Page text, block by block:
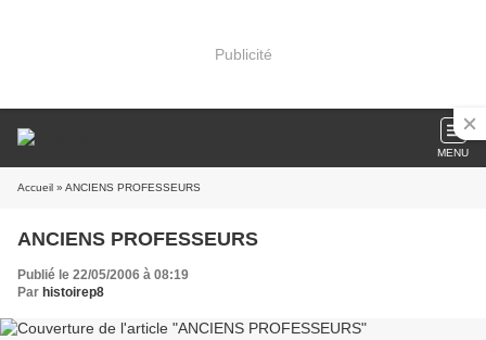
Publicité
MENU
Accueil » ANCIENS PROFESSEURS
ANCIENS PROFESSEURS
Publié le 22/05/2006 à 08:19
Par histoirep8